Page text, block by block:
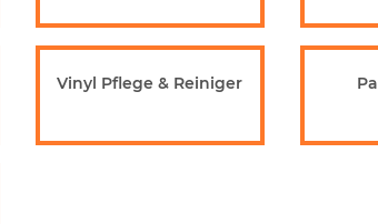
Vinyl Pflege & Reiniger